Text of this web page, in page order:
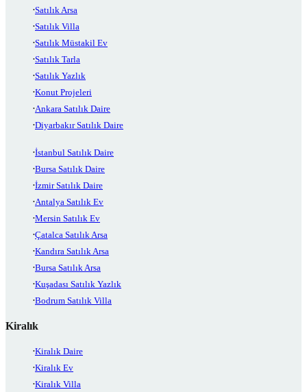
Satılık Arsa
Satılık Villa
Satılık Müstakil Ev
Satılık Tarla
Satılık Yazlık
Konut Projeleri
Ankara Satılık Daire
Diyarbakır Satılık Daire
İstanbul Satılık Daire
Bursa Satılık Daire
İzmir Satılık Daire
Antalya Satılık Ev
Mersin Satılık Ev
Çatalca Satılık Arsa
Kandıra Satılık Arsa
Bursa Satılık Arsa
Kuşadası Satılık Yazlık
Bodrum Satılık Villa
Kiralık
Kiralık Daire
Kiralık Ev
Kiralık Villa